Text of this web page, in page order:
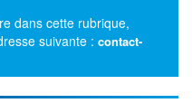
dans cette rubrique,
suivante : contact-